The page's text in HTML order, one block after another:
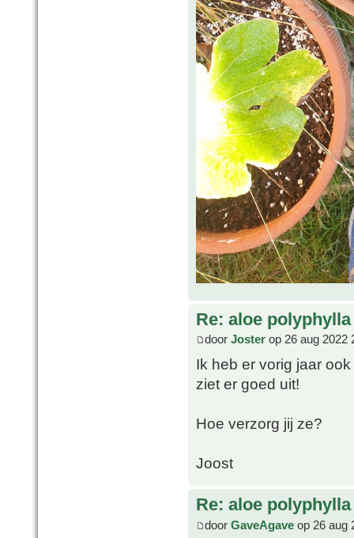
Re: aloe polyphylla
door Joster op 26 aug 2022
Ik heb er vorig jaar
ziet er goed uit!
Hoe verzorg jij ze?
Joost
Re: aloe polyphylla
door GaveAgave op 26 aug